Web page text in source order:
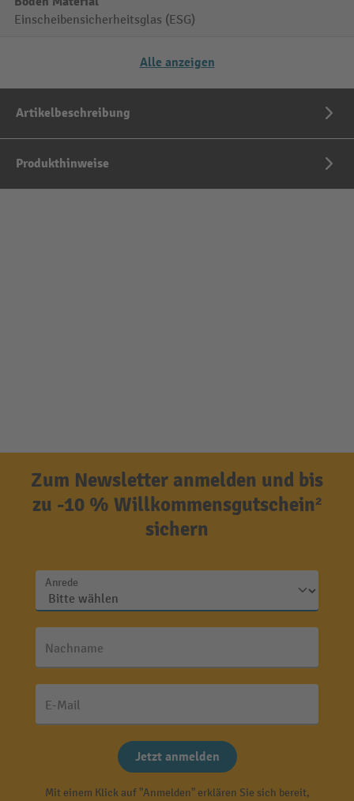
Einscheibensicherheitsglas (ESG)
Alle anzeigen
Artikelbeschreibung
Produkthinweise
Zum Newsletter anmelden und bis
zu -10 % Willkommensgutschein²
sichern
Anrede
Nachname
E-Mail
Jetzt anmelden
Mit einem Klick auf "Anmelden" erklären Sie sich bereit,